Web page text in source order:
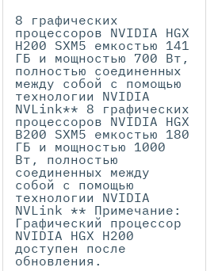
8 графических
процессоров NVIDIA HGX
H200 SXM5 емкостью 141
ГБ и мощностью 700 Вт,
полностью соединенных
между собой с помощью
технологии NVIDIA
NVLink** 8 графических
процессоров NVIDIA HGX
B200 SXM5 емкостью 180
ГБ и мощностью 1000
Вт, полностью
соединенных между
собой с помощью
технологии NVIDIA
NVLink ** Примечание:
Графический процессор
NVIDIA HGX H200
доступен после
обновления.